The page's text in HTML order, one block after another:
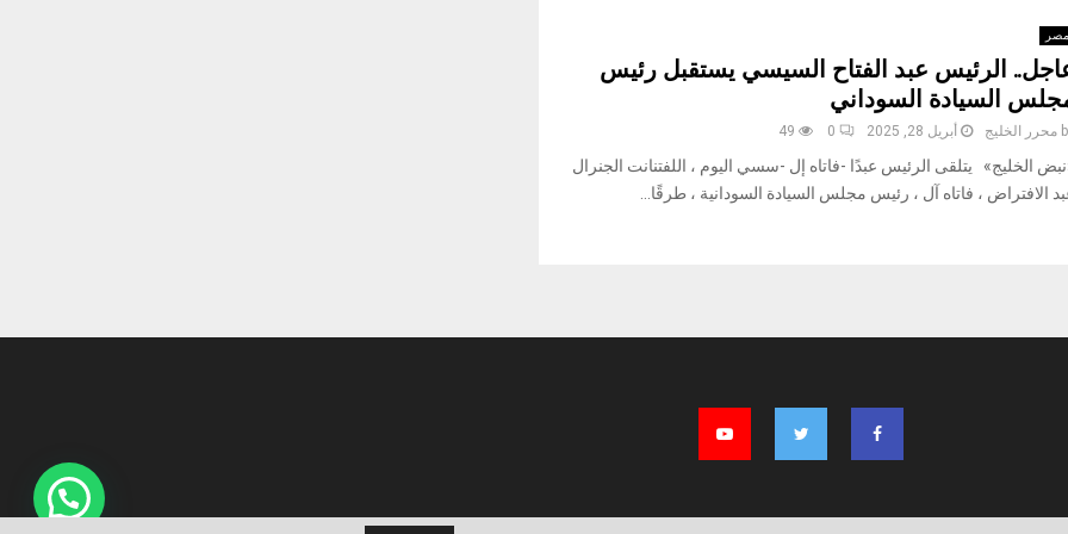
مصر
الرئيس عبد الفتاح السيسي يستقبل رئيس
السيادة السوداني
محرر الخليج أبريل 28, 2025 0
49
الخليج» يتلقى الرئيس عبدًا -فاتاه إل -سسي اليوم ، اللفتنانت الجنرال
الافتراض ، فاتاه آل ، رئيس مجلس السيادة السودانية ، طرقًا...